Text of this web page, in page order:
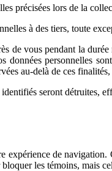
précisées lors de la
à des tiers, toute
de vous pendant la
personnelles
au-delà de ces
seront détruites,
de
les témoins, mais